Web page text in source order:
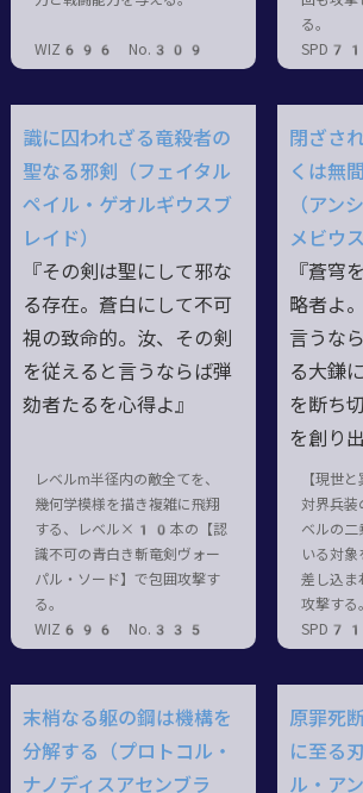
WIZ696 No.309
る。
識に囚われざる竜殺者の
聖なる邪剣（フェイタル
ペイル・ゲオルギウスブ
レイド）
『その剣は聖にして邪な
る存在。蒼白にして不可
視の致命的。汝、その剣
を従えると言うならば弾
劾者たるを心得よ』
レベルm半径内の敵全てを、
幾何学模様を描き複雑に飛翔
する、レベル×10本の【認
識不可の青白き斬竜剣ヴォー
パル・ソード】で包囲攻撃す
る。
WIZ696 No.335
閉ざさ
くは無
（アン
メビウ
『蒼穹
略者よ
言うな
る大鎌
を断ち
を創り
【現世
対界兵装
ベルの二
いる対象
差し込ま
攻撃する。
末梢なる躯の鋼は機構を
分解する（プロトコル・
ナノディスアセンブラ
原罪死
に至る
ル・ア